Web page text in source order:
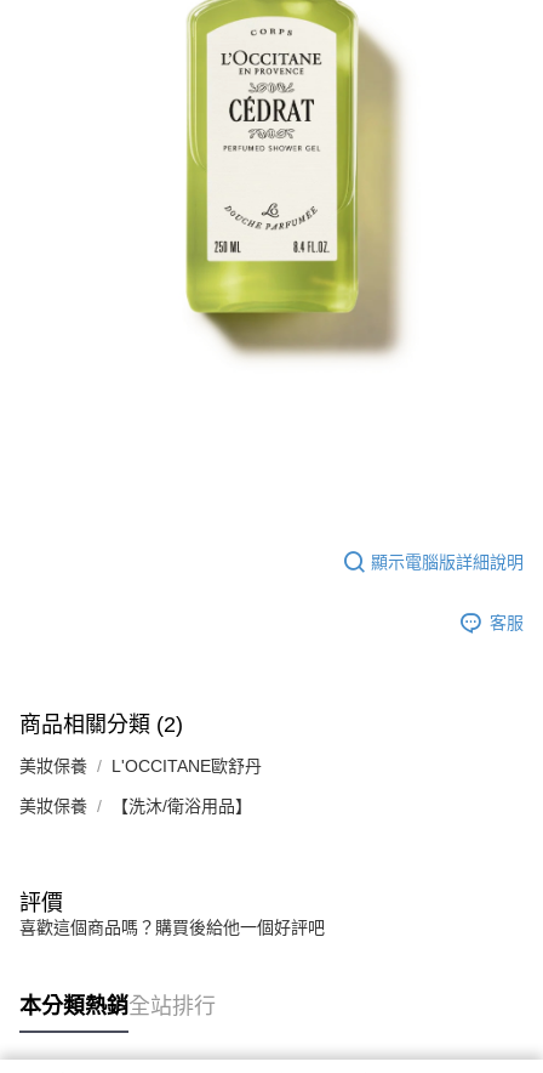
顯示電腦版詳細說明
客服
商品相關分類 (2)
美妝保養 L'OCCITANE歐舒丹
美妝保養 【洗沐/衛浴用品】
評價
喜歡這個商品嗎？購買後給他一個好評吧
本分類熱銷全站排行